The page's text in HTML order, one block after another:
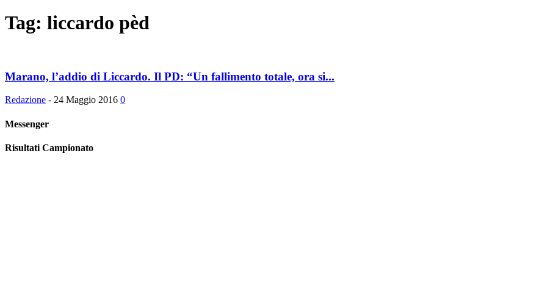
Tag: liccardo pèd
Marano, l’addio di Liccardo. Il PD: “Un fallimento totale, ora si...
Redazione - 24 Maggio 2016 0
Messenger
Risultati Campionato